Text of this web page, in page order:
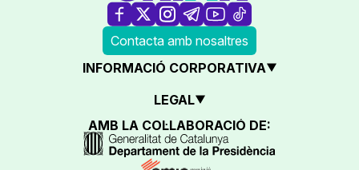
Contacta amb nosaltres
INFORMACIÓ CORPORATIVA
LEGAL
AMB LA COL·LABORACIÓ DE: